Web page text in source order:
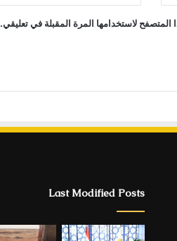
لاستخدامها المرة المقبلة في تعليقي.
Last Modified Posts